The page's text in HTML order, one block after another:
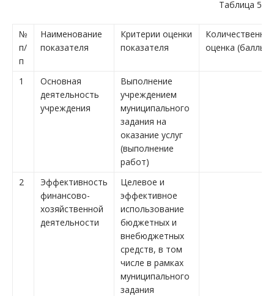
Таблица 5
№
п/
п
Наименование
показателя
Критерии оценки
показателя
Количественная
оценка (баллы)
1
Основная
деятельность
учреждения
Выполнение
учреждением
муниципального
задания на
оказание услуг
(выполнение
работ)
2
Эффективность
финансово-
хозяйственной
деятельности
Целевое и
эффективное
использование
бюджетных и
внебюджетных
средств, в том
числе в рамках
муниципального
задания